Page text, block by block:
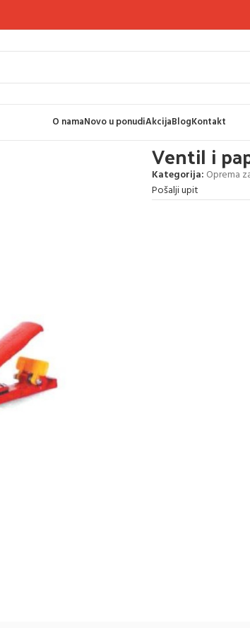
O namaNovo u ponudiAkcijaBlogKontakt
Ventil i
Kategorija: Oprema
Pošalji upit